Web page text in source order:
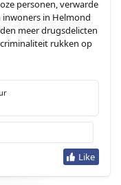
personen, verwarde
inwoners in Helmond
meer drugsdelicten
rukken op